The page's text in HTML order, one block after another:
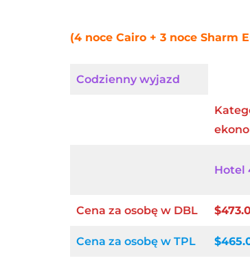
(4 noce Cairo + 3 noce Sharm
Codzienny wyjazd
Hotel
Cena za osobę w DBL
Cena za osobę w TPL